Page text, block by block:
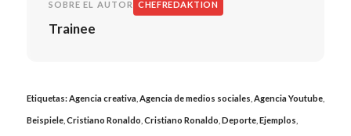
SOBRE EL AUTOR CHEFREDAKTION
Trainee
Etiquetas:Agencia creativa, Agencia de medios sociales Agencia Youtube,
Beispiele, Cristiano Ronaldo Cristiano Ronaldo Deporte, Ejemplos